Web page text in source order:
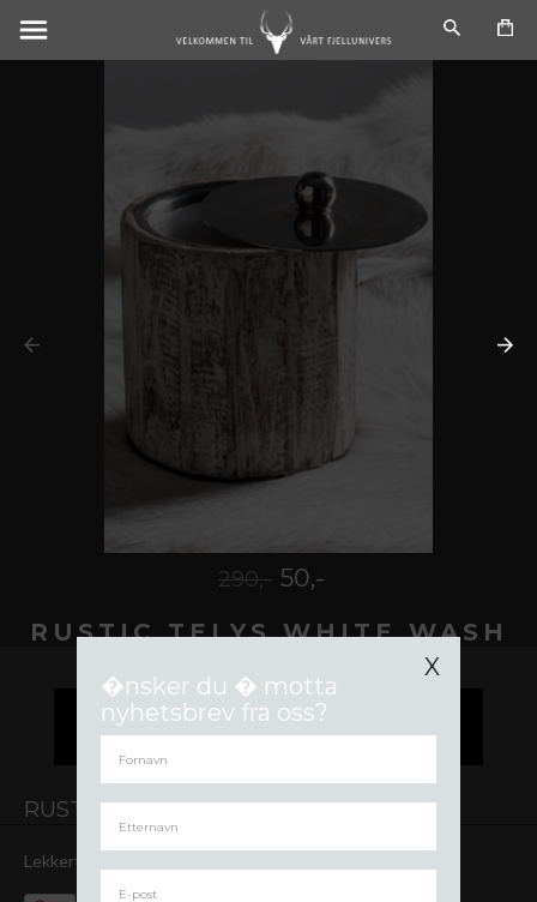
290,- 50,-
RUSTIC TELYS WHITE WASH
LEGG I HANDLEKURV
RUSTIC TELYS WHITE WASH
Lekkert og rustikt telys i white wash med lokk i stål.
�nsker du � motta
nyhetsbrev fra oss?
X